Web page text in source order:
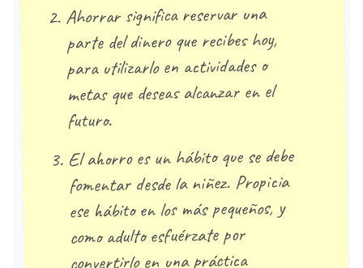
Ahorrar significa reservar una
parte del dinero que recibes hoy,
para utilizarlo en actividades o
metas que deseas alcanzar en el
futuro.
El ahorro es un hábito que se debe
fomentar desde la niñez. Propicia
ese hábito en los más pequeños, y
como adulto esfuérzate por
convertirlo en una práctica